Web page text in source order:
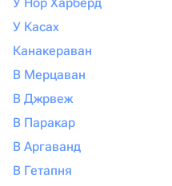
У Касах
Канакераван
В Мерцаван
В Джрвеж
В Паракар
В Аргаванд
В Гетапня